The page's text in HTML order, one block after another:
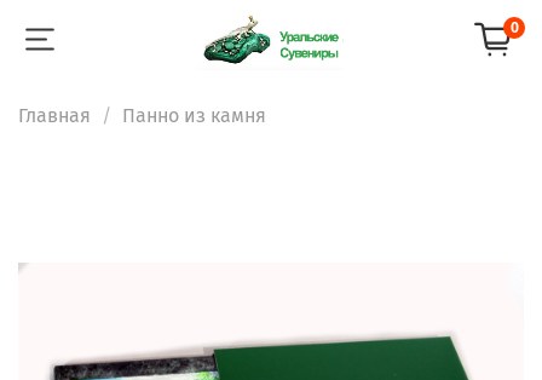
0
Главная Панно из камня